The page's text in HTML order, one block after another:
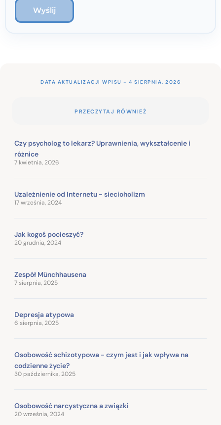
DATA AKTUALIZACJI WPISU - 4 SIERPNIA, 2026
PRZECZYTAJ RÓWNIEŻ
Czy psycholog to lekarz? Uprawnienia, wykształcenie i
różnice
7 kwietnia, 2026
Uzależnienie od Internetu - siecioholizm
17 września, 2024
Jak kogoś pocieszyć?
20 grudnia, 2024
Zespół Münchhausena
7 sierpnia, 2025
Depresja atypowa
6 sierpnia, 2025
Osobowość schizotypowa - czym jest i jak wpływa na
codzienne życie?
30 października, 2025
Osobowość narcystyczna a związki
20 września, 2024